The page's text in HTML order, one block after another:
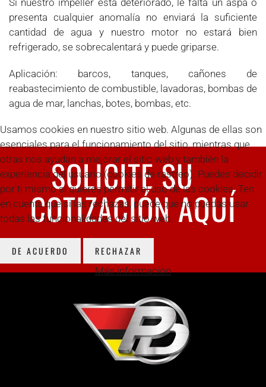
Si nuestro impeller está deteriorado, le falta un aspa o
presenta cualquier anomalía no enviará la suficiente
cantidad de agua y nuestro motor no estará bien
refrigerado, se sobrecalentará y puede griparse.
Aplicación: barcos, tanques, cañones de
reabastecimiento de combustible, lavadoras, bombas de
agua de mar, lanchas, botes, bombas, etc.
SOLICITE SU
COTIZACIÓN AQUÍ
Usamos cookies en nuestro sitio web. Algunas de ellas son
esenciales para el funcionamiento del sitio, mientras que
otras nos ayudan a mejorar el sitio web y también la
experiencia del usuario (cookies de rastreo). Puedes decidir
por ti mismo si quieres permitir el uso de las cookies. Ten
en cuenta que si las rechazas, puede que no puedas usar
todas las funcionalidades del sitio web.
DE ACUERDO RECHAZAR
Más información